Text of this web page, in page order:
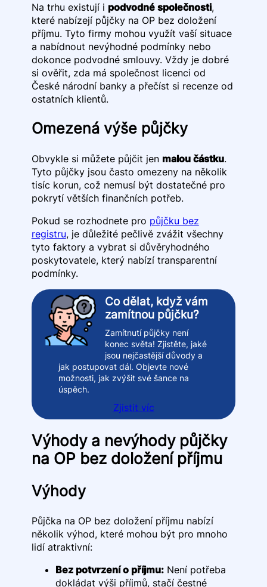
Na trhu existují i podvodné společnosti,
které nabízejí půjčky na OP bez doložení
příjmu. Tyto firmy mohou využít vaší situace
a nabídnout nevýhodné podmínky nebo
dokonce podvodné smlouvy. Vždy je dobré
si ověřit, zda má společnost licenci od
České národní banky a přečíst si recenze od
ostatních klientů.
Omezená výše půjčky
Obvykle si můžete půjčit jen malou částku.
Tyto půjčky jsou často omezeny na několik
tisíc korun, což nemusí být dostatečné pro
pokrytí větších finančních potřeb.
Pokud se rozhodnete pro půjčku bez
registru, je důležité pečlivě zvážit všechny
tyto faktory a vybrat si důvěryhodného
poskytovatele, který nabízí transparentní
podmínky.
Co dělat, když vám
zamítnou půjčku?
Zamítnutí půjčky není
konec světa! Zjistěte, jaké
jsou nejčastější důvody a
jak postupovat dál. Objevte nové
možnosti, jak zvýšit své šance na
úspěch.
Zjistit víc
Výhody a nevýhody půjčky
na OP bez doložení příjmu
Výhody
Půjčka na OP bez doložení příjmu nabízí
několik výhod, které mohou být pro mnoho
lidí atraktivní:
Bez potvrzení o příjmu:Není potřeba
dokládat výši příjmů, stačí čestné